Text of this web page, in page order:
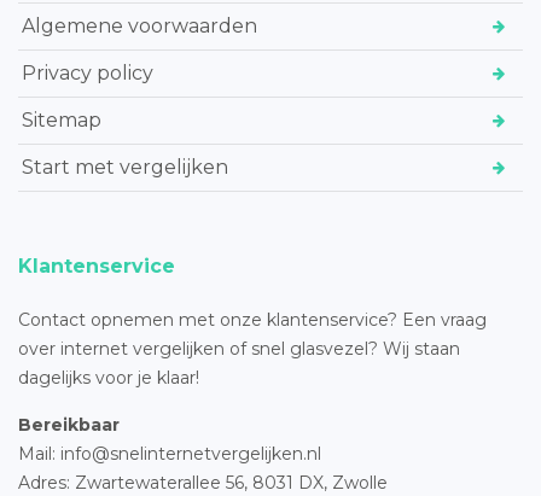
Algemene voorwaarden
Privacy policy
Sitemap
Start met vergelijken
Klantenservice
Contact opnemen met onze klantenservice? Een vraag
over internet vergelijken of snel glasvezel? Wij staan
dagelijks voor je klaar!
Bereikbaar
Mail: info@snelinternetvergelijken.nl
Adres: Zwartewaterallee 56, 8031 DX, Zwolle